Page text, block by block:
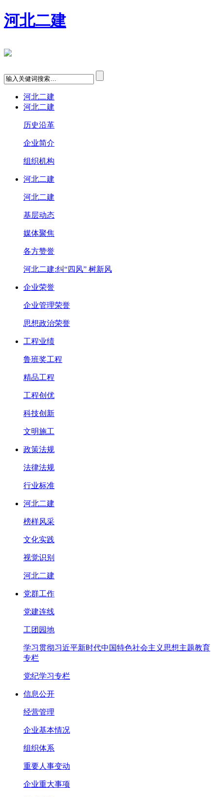
河北二建
河北二建
河北二建
历史沿革
企业简介
组织机构
河北二建
河北二建
基层动态
媒体聚焦
各方赞誉
河北二建:纠“四风” 树新风
企业荣誉
企业管理荣誉
思想政治荣誉
工程业绩
鲁班奖工程
精品工程
工程创优
科技创新
文明施工
政策法规
法律法规
行业标准
河北二建
榜样风采
文化实践
视觉识别
河北二建
党群工作
党建连线
工团园地
学习贯彻习近平新时代中国特色社会主义思想主题教育
专栏
党纪学习专栏
信息公开
经营管理
企业基本情况
组织体系
重要人事变动
企业重大事项